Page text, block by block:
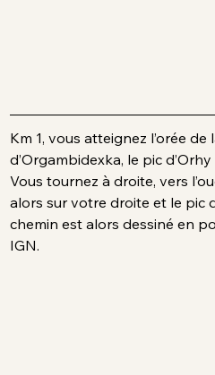
Km 1, vous atteignez l’orée
d’Orgambidexka, le pic
Vous tournez à droite, vers
alors sur votre droite et le pic
chemin est alors dessiné en
IGN.